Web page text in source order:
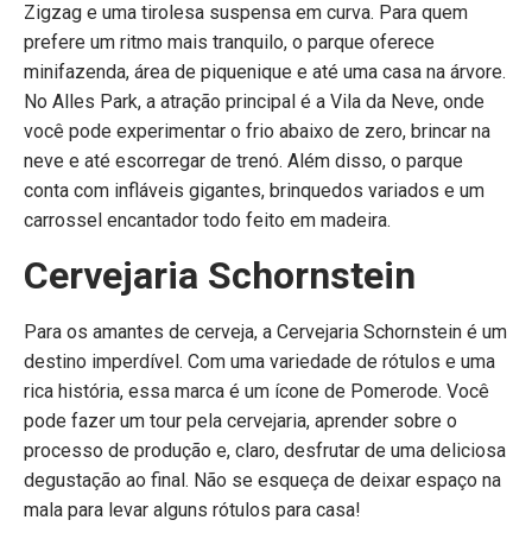
Zigzag e uma tirolesa suspensa em curva. Para quem
prefere um ritmo mais tranquilo, o parque oferece
minifazenda, área de piquenique e até uma casa na árvore.
No Alles Park, a atração principal é a Vila da Neve, onde
você pode experimentar o frio abaixo de zero, brincar na
neve e até escorregar de trenó. Além disso, o parque
conta com infláveis gigantes, brinquedos variados e um
carrossel encantador todo feito em madeira.
Cervejaria Schornstein
Para os amantes de cerveja, a Cervejaria Schornstein é um
destino imperdível. Com uma variedade de rótulos e uma
rica história, essa marca é um ícone de Pomerode. Você
pode fazer um tour pela cervejaria, aprender sobre o
processo de produção e, claro, desfrutar de uma deliciosa
degustação ao final. Não se esqueça de deixar espaço na
mala para levar alguns rótulos para casa!